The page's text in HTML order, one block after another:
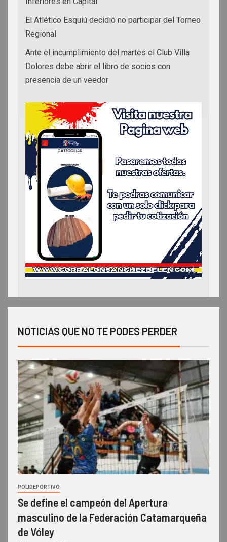
El Atlético Esquiú decidió no participar del Torneo
Regional
Ante el incumplimiento del martes el Club Villa
Dolores debe abrir el libro de socios con
presencia de un veedor
NOTICIAS QUE NO TE PODES PERDER
POLIDEPORTIVO
Se define el campeón del Apertura
masculino de la Federación Catamarqueña
de Vóley